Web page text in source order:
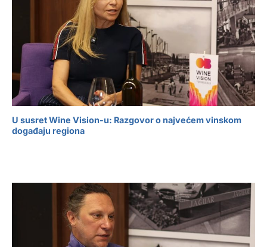
U susret Wine Vision-u: Razgovor o najvećem vinskom
događaju regiona